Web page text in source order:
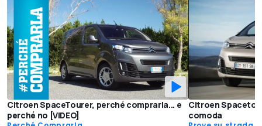
Citroen SpaceTourer, perché comprarla... e
perché no [VIDEO]
Citroen
comoda